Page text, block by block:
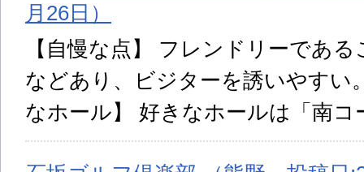
月26日）
【自慢な点】 フレンドリーであ
などあり、ビジターを誘いやすい
なホール】 好きなホールは「南